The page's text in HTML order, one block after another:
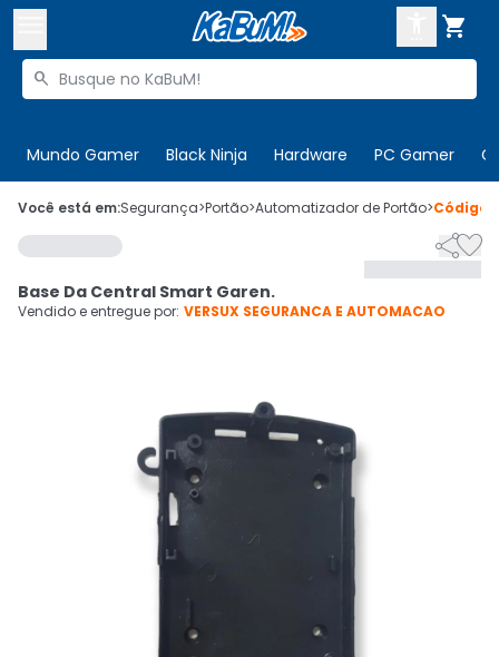

Buscar produtos

Mundo Gamer Black Ninja Hardware PC Gamer
 Olá. Acesse sua conta
 Departamentos
Cupons
CADASTRE-SE
Você está em:Segurança>Portão>Automatizador de Portão>Código

Base Da Central Smart Garen.
Vendido e entregue por: VERSUX SEGURANCA E AUTOMACAO